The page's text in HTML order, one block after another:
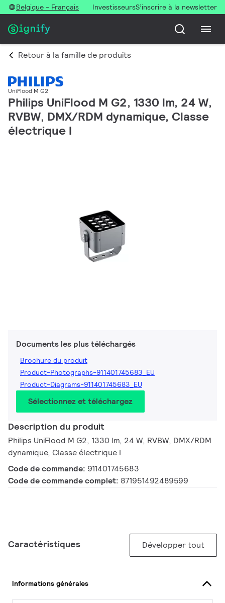
Belgique - Français InvestisseursS’inscrire à la newsletter
Retour à la famille de produits
UniFlood M G2
Philips UniFlood M G2, 1330 lm, 24 W,
RVBW, DMX/RDM dynamique, Classe
électrique I
Documents les plus téléchargés
Brochure du produit
Product-Photographs-911401745683_EU
Product-Diagrams-911401745683_EU
Sélectionnez et téléchargez
Description du produit
Philips UniFlood M G2, 1330 lm, 24 W, RVBW, DMX/RDM
dynamique, Classe électrique I
Code de commande: 911401745683
Code de commande complet: 871951492489599
Caractéristiques Développer tout
Informations générales